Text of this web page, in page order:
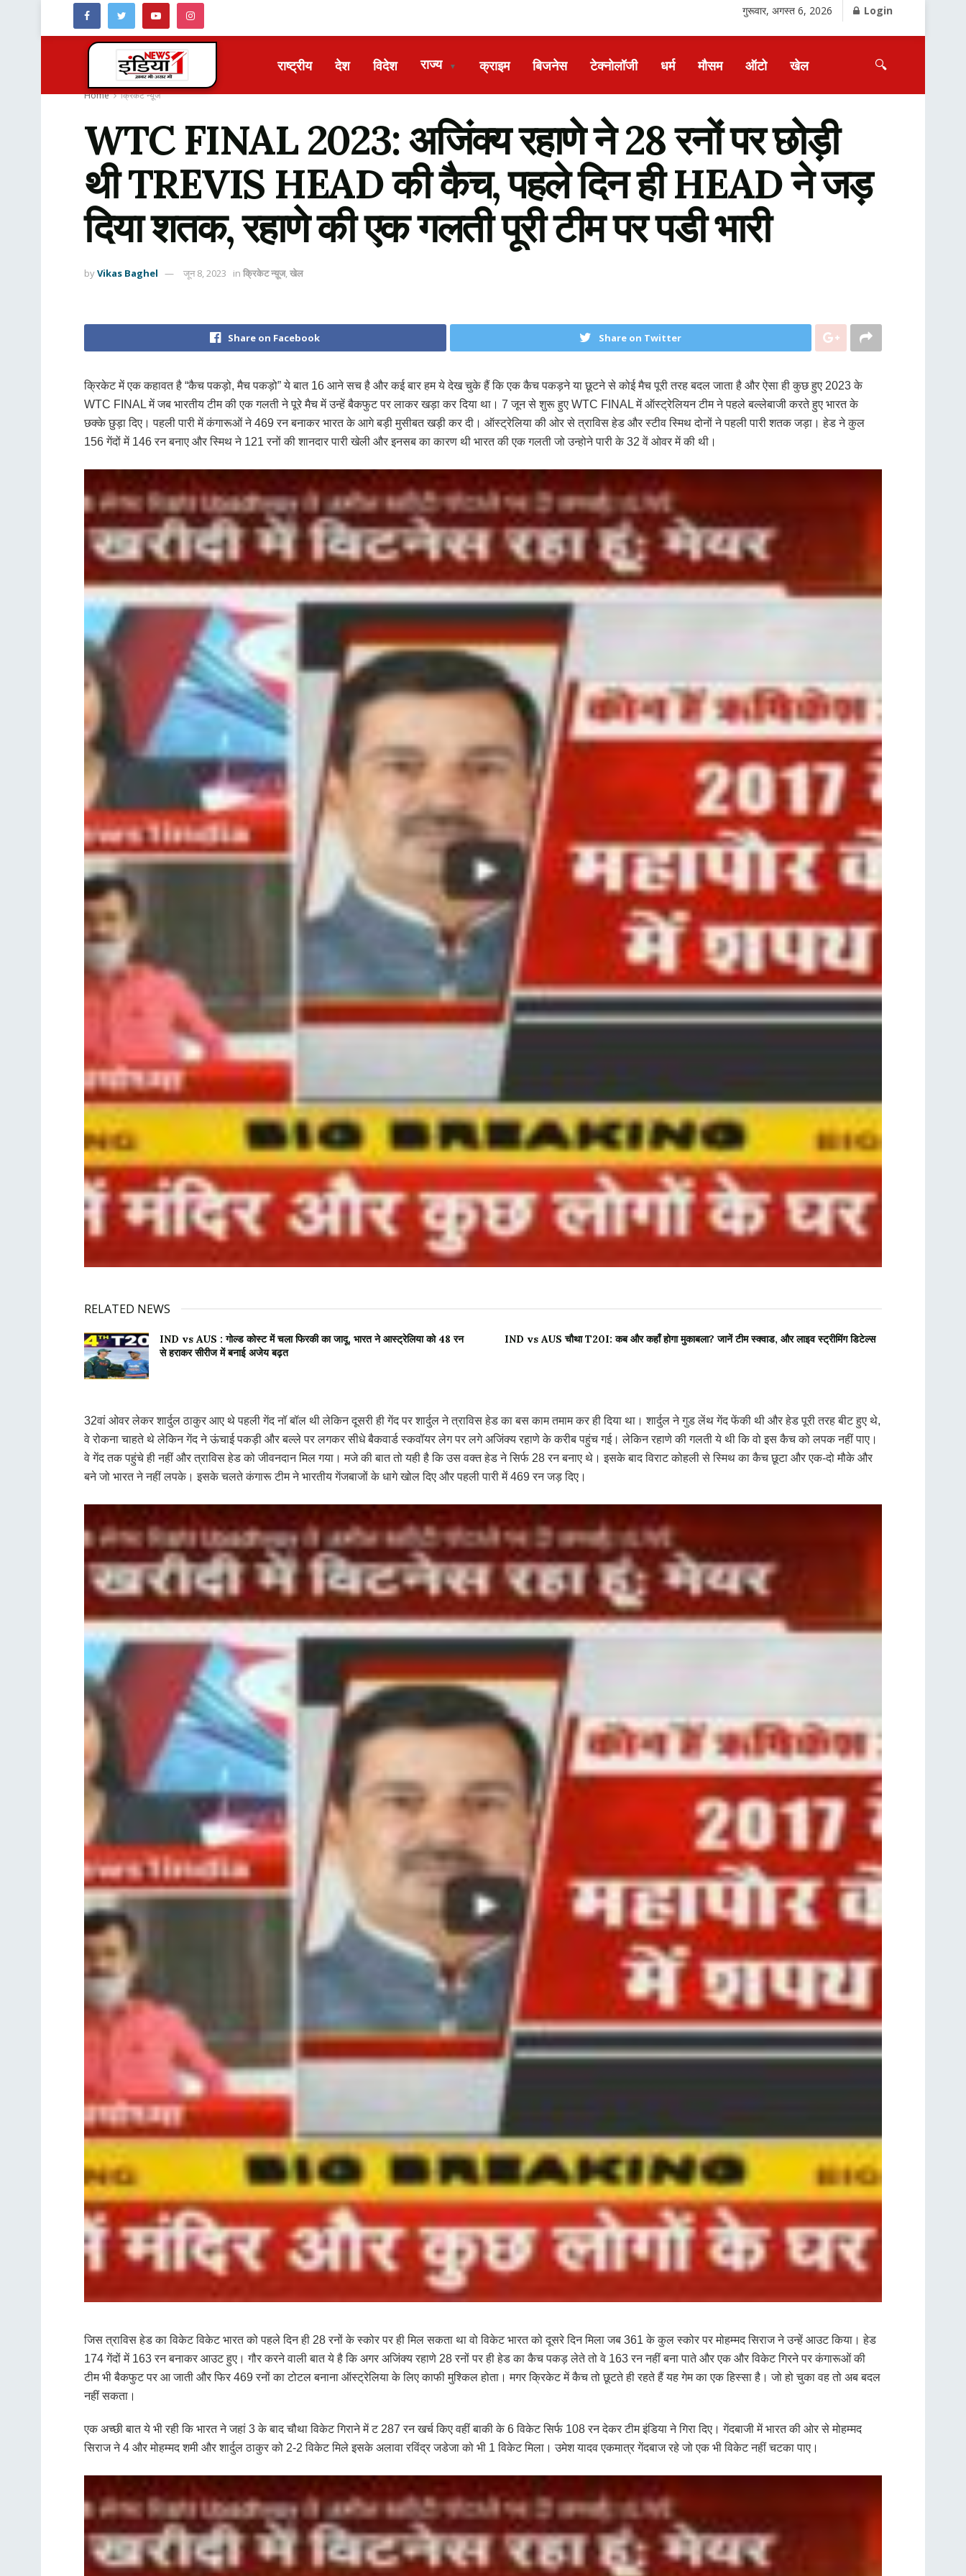
गुरूवार, अगस्त 6, 2026 Login
राष्ट्रीय देश विदेश राज्य ▼ क्राइम बिजनेस टेक्नोलॉजी धर्म मौसम ऑटो खेल 🔍
Home क्रिकेट न्यू़ज
WTC FINAL 2023: अजिंक्य रहाणे ने 28 रनों पर छोड़ी
थी TREVIS HEAD की कैच, पहले दिन ही HEAD ने जड़
दिया शतक, रहाणे की एक गलती पूरी टीम पर पडी भारी
byVikas Baghel जून 8, 2023 in क्रिकेट न्यू़ज,खेल
Share on Facebook Share on Twitter
क्रिकेट में एक कहावत है “कैच पकड़ो, मैच पकड़ो” ये बात 16 आने सच है और कई बार हम ये देख चुके हैं कि एक कैच पकड़ने या छूटने से कोई मैच पूरी तरह बदल जाता है और ऐसा ही कुछ हुए 2023 के
WTC FINAL में जब भारतीय टीम की एक गलती ने पूरे मैच में उन्हें बैकफुट पर लाकर खड़ा कर दिया था। 7 जून से शुरू हुए WTC FINAL में ऑस्ट्रेलियन टीम ने पहले बल्लेबाजी करते हुए भारत के
छक्के छुड़ा दिए। पहली पारी में कंगारूओं ने 469 रन बनाकर भारत के आगे बड़ी मुसीबत खड़ी कर दी। ऑस्ट्रेलिया की ओर से त्राविस हेड और स्टीव स्मिथ दोनों ने पहली पारी शतक जड़ा। हेड ने कुल
156 गेंदों में 146 रन बनाए और स्मिथ ने 121 रनों की शानदार पारी खेली और इनसब का कारण थी भारत की एक गलती जो उन्होने पारी के 32 वें ओवर में की थी।
RELATED NEWS
IND vs AUS : गोल्ड कोस्ट में चला फिरकी का जादू, भारत ने आस्ट्रेलिया को 48 रन
से हराकर सीरीज में बनाई अजेय बढ़त
IND vs AUS चौथा T20I: कब और कहाँ होगा मुकाबला? जानें टीम स्क्वाड, और लाइव स्ट्रीमिंग डिटेल्स
32वां ओवर लेकर शार्दुल ठाकुर आए थे पहली गेंद नॉ बॉल थी लेकिन दूसरी ही गेंद पर शार्दुल ने त्राविस हेड का बस काम तमाम कर ही दिया था। शार्दुल ने गुड लेंथ गेंद फेंकी थी और हेड पूरी तरह बीट हुए थे,
वे रोकना चाहते थे लेकिन गेंद ने ऊंचाई पकड़ी और बल्ले पर लगकर सीधे बैकवार्ड स्कवॉयर लेग पर लगे अजिंक्य रहाणे के करीब पहुंच गई। लेकिन रहाणे की गलती ये थी कि वो इस कैच को लपक नहीं पाए।
वे गेंद तक पहुंचे ही नहीं और त्राविस हेड को जीवनदान मिल गया। मजे की बात तो यही है कि उस वक्त हेड ने सिर्फ 28 रन बनाए थे। इसके बाद विराट कोहली से स्मिथ का कैच छूटा और एक-दो मौके और
बने जो भारत ने नहीं लपके। इसके चलते कंगारू टीम ने भारतीय गेंजबाजों के धागे खोल दिए और पहली पारी में 469 रन जड़ दिए।
जिस त्राविस हेड का विकेट विकेट भारत को पहले दिन ही 28 रनों के स्कोर पर ही मिल सकता था वो विकेट भारत को दूसरे दिन मिला जब 361 के कुल स्कोर पर मोहम्मद सिराज ने उन्हें आउट किया। हेड
174 गेंदों में 163 रन बनाकर आउट हुए। गौर करने वाली बात ये है कि अगर अजिंक्य रहाणे 28 रनों पर ही हेड का कैच पकड़ लेते तो वे 163 रन नहीं बना पाते और एक और विकेट गिरने पर कंगारूओं की
टीम भी बैकफुट पर आ जाती और फिर 469 रनों का टोटल बनाना ऑस्ट्रेलिया के लिए काफी मुश्किल होता। मगर क्रिकेट में कैच तो छूटते ही रहते हैं यह गेम का एक हिस्सा है। जो हो चुका वह तो अब बदल
नहीं सकता।
एक अच्छी बात ये भी रही कि भारत ने जहां 3 के बाद चौथा विकेट गिराने में ट 287 रन खर्च किए वहीं बाकी के 6 विकेट सिर्फ 108 रन देकर टीम इंडिया ने गिरा दिए। गेंदबाजी में भारत की ओर से मोहम्मद
सिराज ने 4 और मोहम्मद शमी और शार्दुल ठाकुर को 2-2 विकेट मिले इसके अलावा रविंद्र जडेजा को भी 1 विकेट मिला। उमेश यादव एकमात्र गेंदबाज रहे जो एक भी विकेट नहीं चटका पाए।